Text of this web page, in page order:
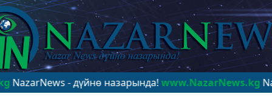
- дүйнө назарында!www.NazarNews.kg